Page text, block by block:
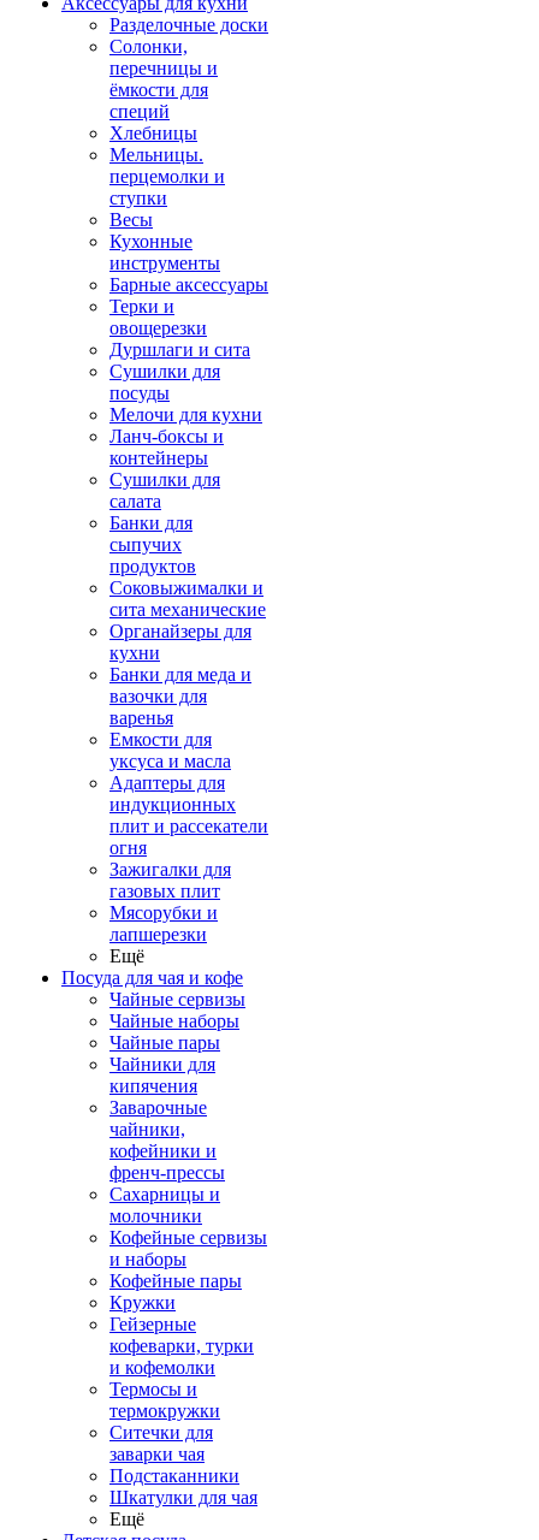
Разделочные доски
Солонки,
перечницы и
ёмкости для
специй
Хлебницы
Мельницы.
перцемолки и
ступки
Весы
Кухонные
инструменты
Барные аксессуары
Терки и
овощерезки
Дуршлаги и сита
Сушилки для
посуды
Мелочи для кухни
Ланч-боксы и
контейнеры
Сушилки для
салата
Банки для
сыпучих
продуктов
Соковыжималки и
сита механические
Органайзеры для
кухни
Банки для меда и
вазочки для
варенья
Емкости для
уксуса и масла
Адаптеры для
индукционных
плит и рассекатели
огня
Зажигалки для
газовых плит
Мясорубки и
лапшерезки
Ещё
Посуда для чая и кофе
Чайные сервизы
Чайные наборы
Чайные пары
Чайники для
кипячения
Заварочные
чайники,
кофейники и
френч-прессы
Сахарницы и
молочники
Кофейные сервизы
и наборы
Кофейные пары
Кружки
Гейзерные
кофеварки, турки
и кофемолки
Термосы и
термокружки
Ситечки для
заварки чая
Подстаканники
Шкатулки для чая
Ещё